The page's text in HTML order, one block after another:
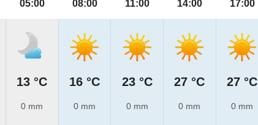
05:00
13 °C
0 mm
08:00
16 °C
0 mm
11:00
23 °C
0 mm
14:00
27 °C
0 mm
17:00
27 °C
0 mm